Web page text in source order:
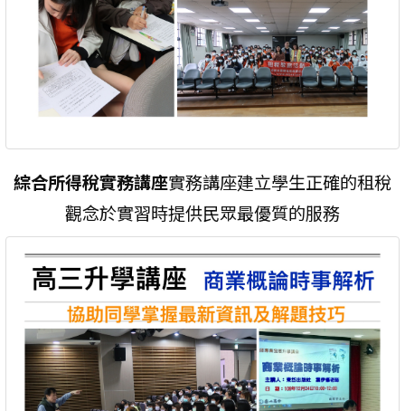
綜合所得稅實務講座實務講座建立學生正確的租稅
觀念於實習時提供民眾最優質的服務